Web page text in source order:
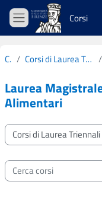
Vai al contenuto principale
Pannello laterale
Corsi
Corsi Corsi di Laurea Triennali e Corsi di Laurea Magistrali
Laurea
Alimentari
Categorie di corso
Cerca corsi